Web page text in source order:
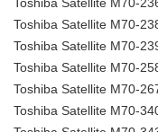
Toshiba Satellite M70-
Toshiba Satellite M70-
Toshiba Satellite M70-
Toshiba Satellite M70-
Toshiba Satellite M70-